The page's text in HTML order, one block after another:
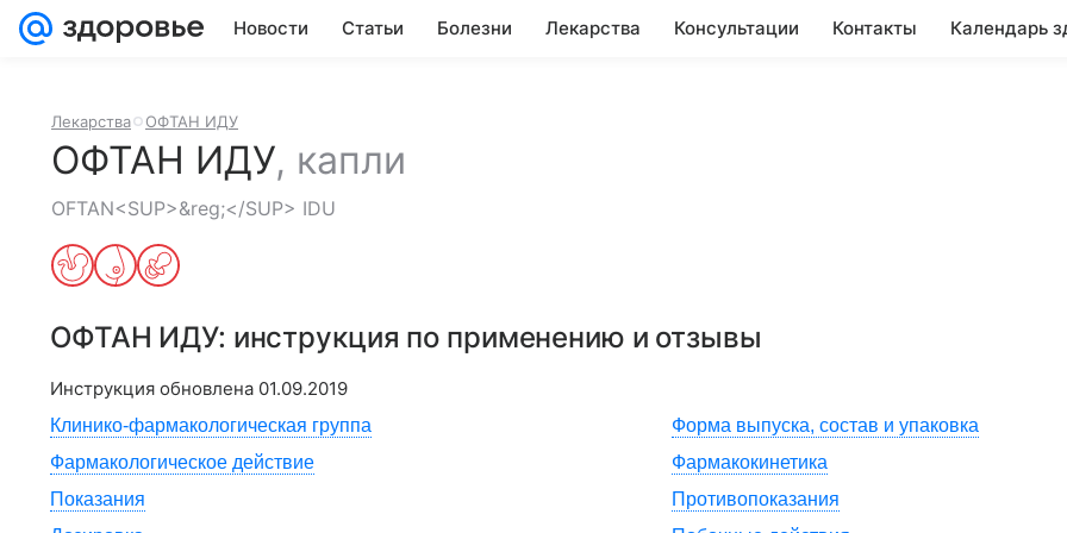
Новости Статьи Болезни Лекарства Консультации Контакты Календарь
Лекарства ОФТАН ИДУ
ОФТАН ИДУ, капли
OFTAN<SUP>&reg;</SUP> IDU
ОФТАН ИДУ: инструкция по применению и отзывы
Инструкция обновлена 01.09.2019
Клинико-фармакологическая группа
Форма выпуска, состав и упаковка
Фармакологическое действие
Фармакокинетика
Показания
Противопоказания